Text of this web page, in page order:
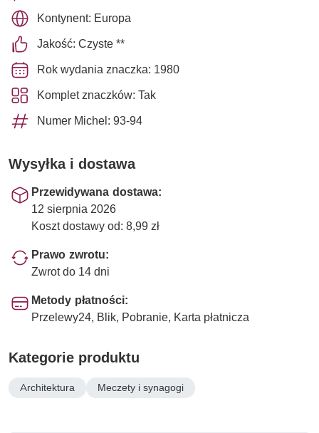
Kontynent: Europa
Jakość: Czyste **
Rok wydania znaczka: 1980
Komplet znaczków: Tak
Numer Michel: 93-94
Wysyłka i dostawa
Przewidywana dostawa:
12 sierpnia 2026
Koszt dostawy od: 8,99 zł
Prawo zwrotu:
Zwrot do 14 dni
Metody płatności:
Przelewy24, Blik, Pobranie, Karta płatnicza
Kategorie produktu
Architektura Meczety i synagogi